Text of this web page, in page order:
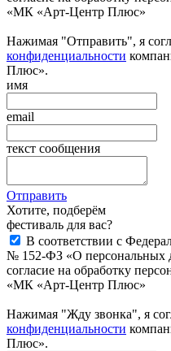
«МК «Арт-Центр Плюс»
Нажимая "Отправить", я
конфиденциальности
Плюс».
имя
email
текст сообщения
Отправить
Хотите, подберём
фестиваль для вас?
В соответствии с
№ 152-ФЗ «О персональных
согласие на обработку
«МК «Арт-Центр Плюс»
Нажимая "Жду звонка", я
конфиденциальности
Плюс».